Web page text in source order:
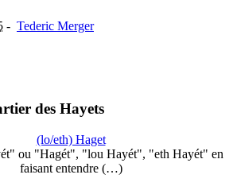
- Tederic Merger
des Hayets
(lo/eth) Haget
ou "Hagét", "lou Hayét", "eth Hayét" en
faisant entendre (…)